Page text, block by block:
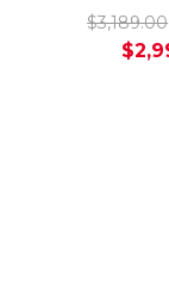
$3,189.00